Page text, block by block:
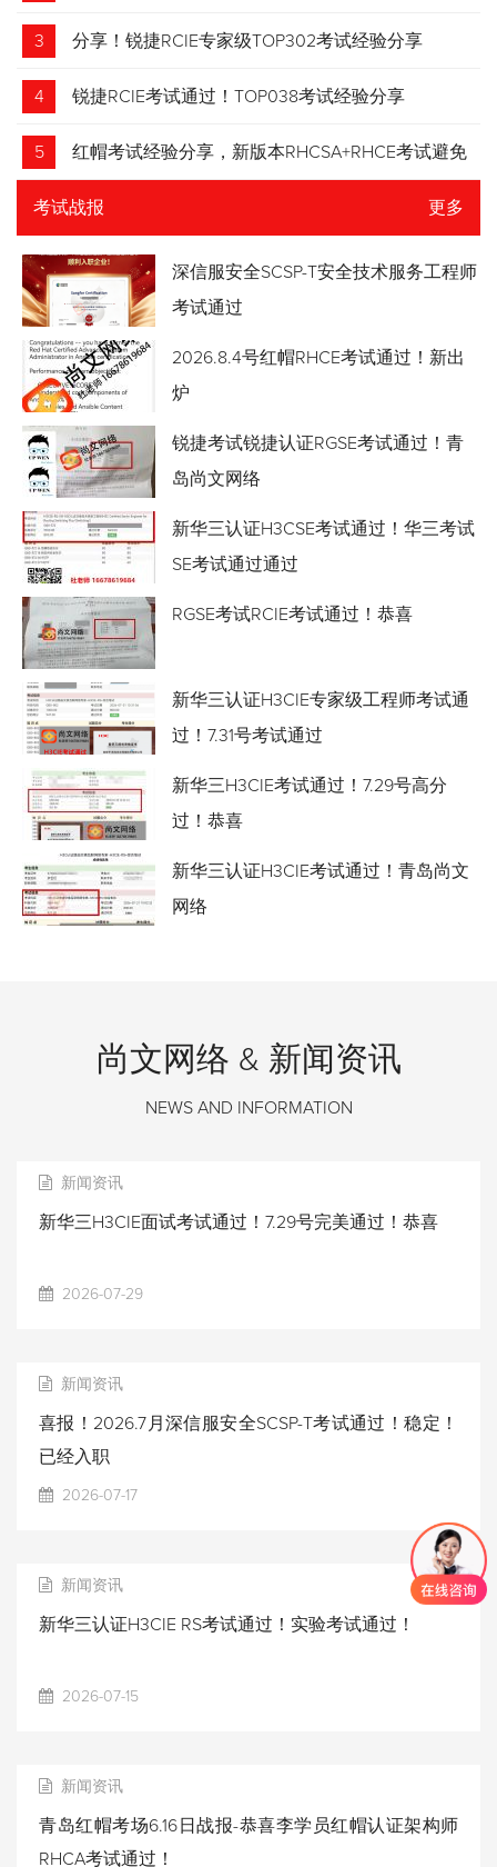
3 分享！锐捷RCIE专家级TOP302考试经验分享
4 锐捷RCIE考试通过！TOP038考试经验分享
5 红帽考试经验分享，新版本RHCSA+RHCE考试避免
踩坑
考试战报 更多
深信服安全SCSP-T安全技术服务工程师
考试通过
2026.8.4号红帽RHCE考试通过！新出
炉
锐捷考试锐捷认证RGSE考试通过！青
岛尚文网络
新华三认证H3CSE考试通过！华三考试
SE考试通过通过
RGSE考试RCIE考试通过！恭喜
新华三认证H3CIE专家级工程师考试通
过！7.31号考试通过
新华三H3CIE考试通过！7.29号高分
过！恭喜
新华三认证H3CIE考试通过！青岛尚文
网络
尚文网络 & 新闻资讯
NEWS AND INFORMATION
新闻资讯
新华三H3CIE面试考试通过！7.29号完美通过！恭喜
2026-07-29
新闻资讯
喜报！2026.7月深信服安全SCSP-T考试通过！稳定！
已经入职
2026-07-17
新闻资讯
新华三认证H3CIE RS考试通过！实验考试通过！
2026-07-15
新闻资讯
青岛红帽考场6.16日战报-恭喜李学员红帽认证架构师
RHCA考试通过！